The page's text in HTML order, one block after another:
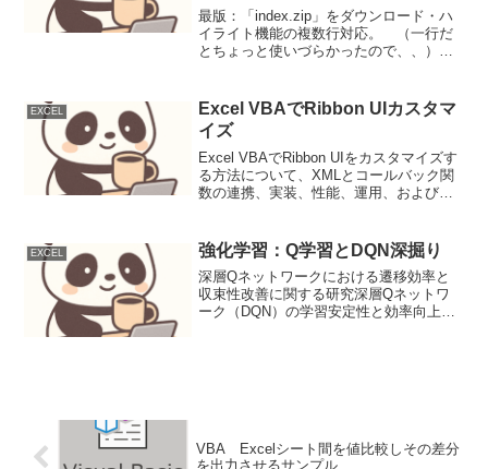
URL機能の強化
最版：「index.zip」をダウンロード・ハ
イライト機能の複数行対応。 （一行だ
とちょっと使いづらかったので、、）・
加）・エイリアス機能強化 （テキス...
EXCEL
Excel VBAでRibbon UIカスタマ
イズ
Excel VBAでRibbon UIをカスタマイズす
る方法について、XMLとコールバック関
数の連携、実装、性能、運用、および注
ンUIは、Office 2...
EXCEL 強化学習：Q学習とDQN深掘り
深層Qネットワークにおける遷移効率と
収束性改善に関する研究深層Qネットワ
ーク（DQN）の学習安定性と効率向上を
VBA Excelシート間を値比較しその差分
を出力させるサンプル